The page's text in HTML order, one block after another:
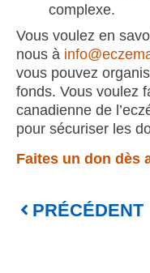
complexe.
Vous voulez en
nous à
vous pouvez
fonds. Vous voulez
canadienne de
pour sécuriser les
Faites un don dès
PRÉCÉDENT